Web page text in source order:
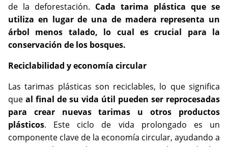
de la deforestación. Cada tarima plástica que se
utiliza en lugar de una de madera representa un
árbol menos talado, lo cual es crucial para la
conservación de los bosques.
Reciclabilidad y economía circular
Las tarimas plásticas son reciclables, lo que significa
que al final de su vida útil pueden ser reprocesadas
para crear nuevas tarimas u otros productos
plásticos. Este ciclo de vida prolongado es un
componente clave de la economía circular, ayudando a